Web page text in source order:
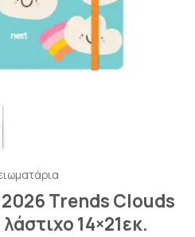
Trends Clouds
14×21εκ.